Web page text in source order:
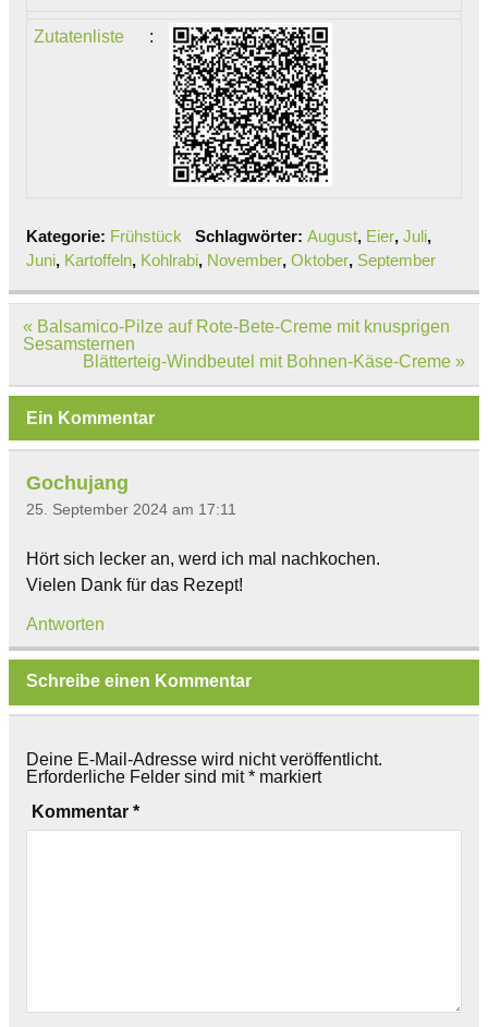
Zutatenliste :
Kategorie: Frühstück Schlagwörter: August, Eier, Juli,
Juni, Kartoffeln, Kohlrabi, November, Oktober, September
Beitragsnavigation
« Balsamico-Pilze auf Rote-Bete-Creme mit knusprigen
Sesamsternen
Blätterteig-Windbeutel mit Bohnen-Käse-Creme »
Ein Kommentar
Gochujang
25. September 2024 am 17:11
Hört sich lecker an, werd ich mal nachkochen.
Vielen Dank für das Rezept!
Antworten
Schreibe einen Kommentar
Deine E-Mail-Adresse wird nicht veröffentlicht.
Erforderliche Felder sind mit* markiert
Kommentar *